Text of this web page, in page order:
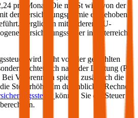
pro Monat. Die mVSt wird von der
der Versicherungsprämie eingehoben
Verglichen mit anderen EU-
Versicherungssteuer in Österreich
wird nicht von der gewählten
richtet sich nach der Leistung (PS
Bei Verbrennern spielen zusätzlich die
Steuerhöhe. Im durchblicker Rechner
können Sie die Steuer